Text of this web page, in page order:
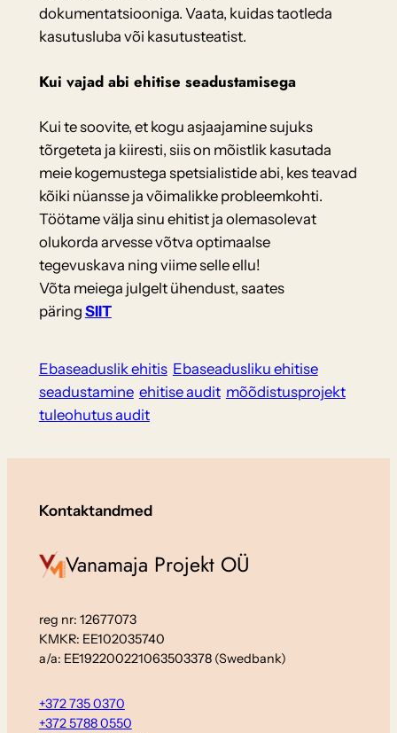
dokumentatsiooniga. Vaata, kuidas taotleda
kasutusluba või kasutusteatist.
Kui vajad abi ehitise seadustamisega
Kui te soovite, et kogu asjaajamine sujuks
tõrgeteta ja kiiresti, siis on mõistlik kasutada
meie kogemustega spetsialistide abi, kes teavad
kõiki nüansse ja võimalikke probleemkohti.
Töötame välja sinu ehitist ja olemasolevat
olukorda arvesse võtva optimaalse
tegevuskava ning viime selle ellu!
Võta meiega julgelt ühendust, saates
päring SIIT
Ebaseaduslik ehitis Ebaseadusliku ehitise
seadustamine ehitise audit mõõdistusprojekt
tuleohutus audit
Kontaktandmed
Vanamaja Projekt OÜ
reg nr: 12677073
KMKR: EE102035740
a/a: EE192200221063503378 (Swedbank)
+372 735 0370
+372 5788 0550